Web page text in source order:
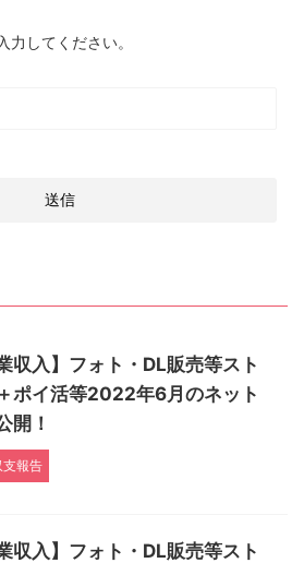
力してください。
収入】フォト・DL販売等スト
ポイ活等2022年6月のネット
開！
支報告
収入】フォト・DL販売等スト